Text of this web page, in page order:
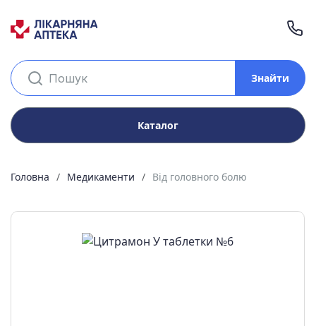
Каталог
Знайти
Головна Медикаменти Від головного болю